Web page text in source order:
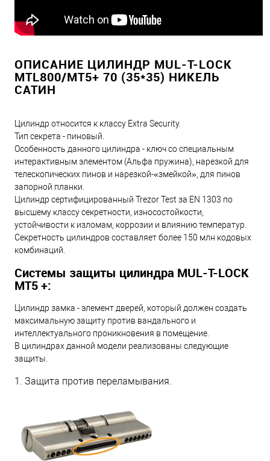
ОПИСАНИЕ ЦИЛИНДР MUL-T-LOCK
MTL800/MT5+ 70 (35*35) НИКЕЛЬ
САТИН
Цилиндр относится к классу Extra Security.
Тип секрета - пиновый.
Особенность данного цилиндра - ключ со специальным
интерактивным элементом (Альфа пружина), нарезкой для
телескопических пинов и нарезкой-«змейкой», для пинов
запорной планки.
Цилиндр сертифицированный Trezor Test за EN 1303 по
высшему классу секретности, износостойкости,
устойчивости к изломам, коррозии и влиянию температур.
Секретность цилиндров составляет более 150 млн кодовых
комбинаций.
Системы защиты цилиндра MUL-T-LOCK
МТ5 +:
Цилиндр замка - элемент дверей, который должен создать
максимальную защиту против вандального и
интеллектуального проникновения в помещение.
В цилиндрах данной модели реализованы следующие
защиты.
1. Защита против переламывания.